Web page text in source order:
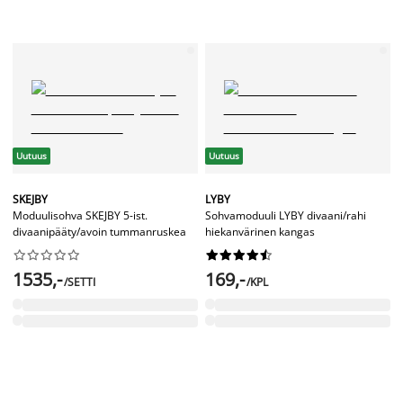
Uutuus
SKEJBY
Moduulisohva SKEJBY 5-ist.
divaanipääty/avoin tummanruskea






1535,-/SETTI
Uutuus
LYBY
Sohvamoduuli LYBY divaani/rahi
hiekanvärinen kangas






169,-/KPL